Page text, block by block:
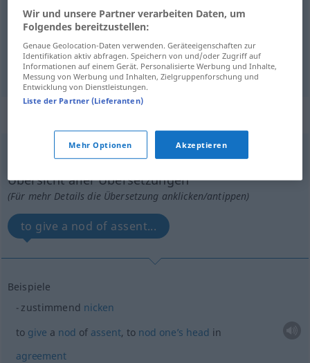
assenting zustimmendKopfnicken etc
zustimmendadv
Übersicht aller Übersetzungen
(Für mehr Details die Übersetzung anklicken/antippen)
to give a nod of assent...
Beispiele
zustimmend nicken
to give a nod of assent, to nod one’s head in
agreement
Wir und unsere Partner verarbeiten Daten, um
Folgendes bereitzustellen:
Genaue Geolocation-Daten verwenden. Geräteeigenschaften zur
Identifikation aktiv abfragen. Speichern von und/oder Zugriff auf
Informationen auf einem Gerät. Personalisierte Werbung und Inhalte,
Messung von Werbung und Inhalten, Zielgruppenforschung und
Entwicklung von Dienstleistungen.
Liste der Partner (Lieferanten)
Mehr Optionen Akzeptieren